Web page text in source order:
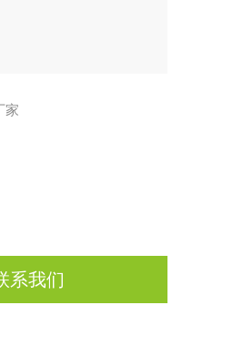
家
系我们